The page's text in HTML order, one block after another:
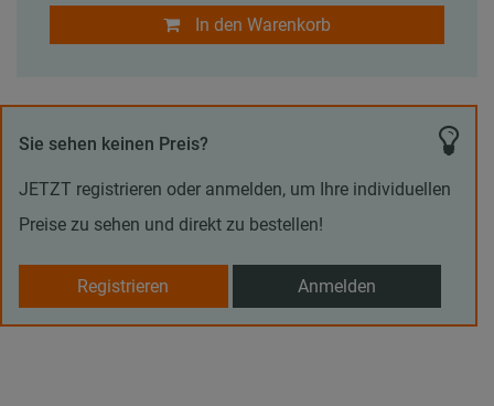
In den Warenkorb
Sie sehen keinen Preis?
JETZT registrieren oder anmelden, um Ihre individuellen
Preise zu sehen und direkt zu bestellen!
Registrieren Anmelden